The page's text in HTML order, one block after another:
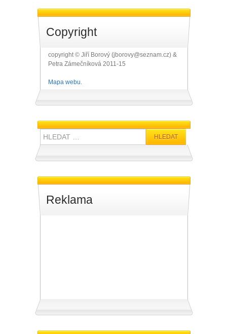
Copyright
copyright © Jiří Borový (jborovy@seznam.cz) &
Petra Zámečníková 2011-15
Mapa webu.
Hledat:
Reklama